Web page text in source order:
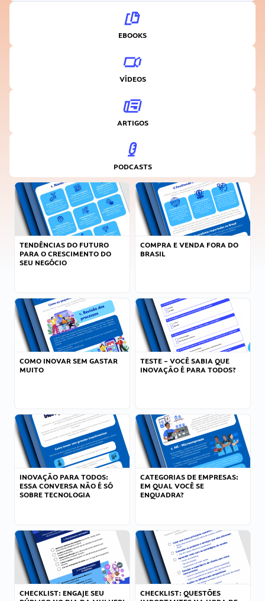
EBOOKS
VÍDEOS
ARTIGOS
PODCASTS
TENDÊNCIAS DO FUTURO
PARA O CRESCIMENTO DO
SEU NEGÓCIO
COMPRA E VENDA FORA DO
BRASIL
COMO INOVAR SEM GASTAR
MUITO
TESTE – VOCÊ SABIA QUE
INOVAÇÃO É PARA TODOS?
INOVAÇÃO PARA TODOS:
ESSA CONVERSA NÃO É SÓ
SOBRE TECNOLOGIA
CATEGORIAS DE EMPRESAS:
EM QUAL VOCÊ SE
ENQUADRA?
CHECKLIST: ENGAJE SEU
CHECKLIST: QUESTÕES